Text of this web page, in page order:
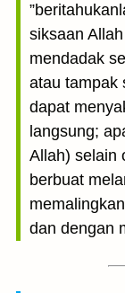
siksaan
mendadak
atau tampak
dapat
langsung;
Allah) selain
berbuat
dan dengan